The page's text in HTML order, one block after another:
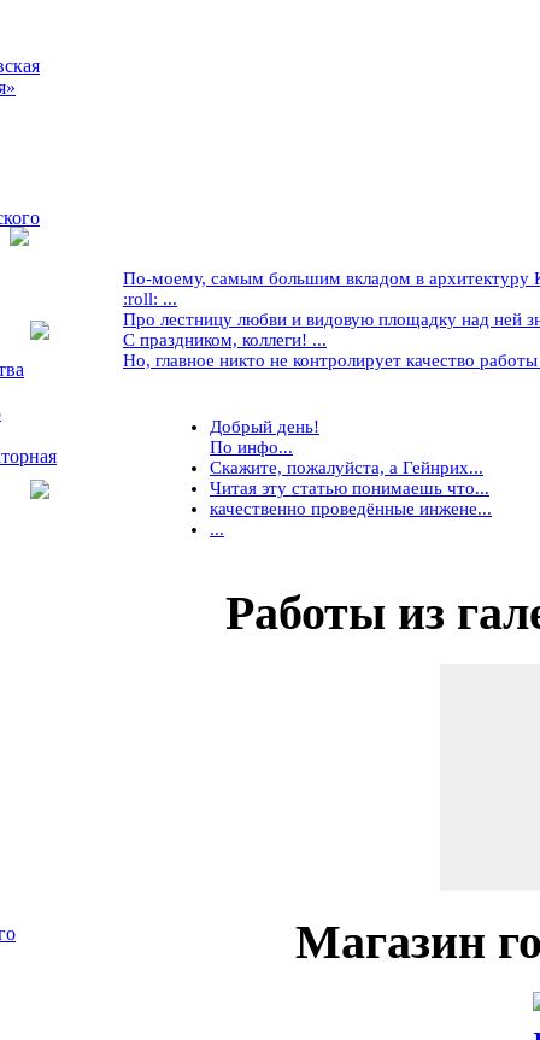
По-моему, самым большим вкладом в архитектуру
:roll: ...
Про лестницу любви и видовую площадку над ней
С праздником, коллеги! ...
Но, главное никто не контролирует качество
Добрый день!
По инфо...
Скажите, пожалуйста, а Гейнрих...
Читая эту статью понимаешь что...
качественно проведённые инжене...
...
Работыиз
Магазин